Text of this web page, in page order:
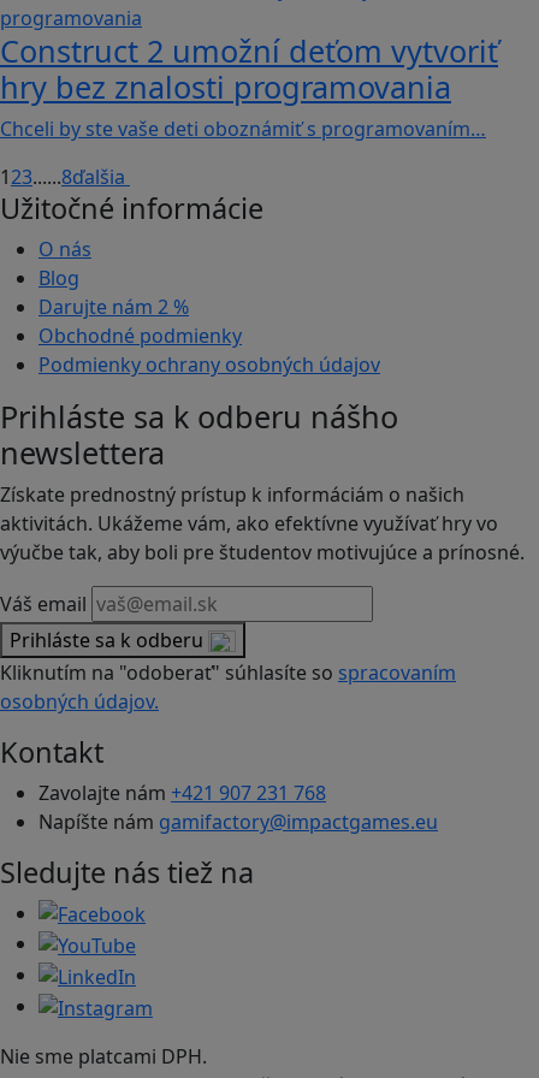
Construct 2 umožní deťom vytvoriť
hry bez znalosti programovania
Chceli by ste vaše deti oboznámiť s programovaním…
123......8ďalšia
Užitočné informácie
O nás
Blog
Darujte nám 2 %
Obchodné podmienky
Podmienky ochrany osobných údajov
Prihláste sa k odberu nášho
newslettera
Získate prednostný prístup k informáciám o našich
aktivitách. Ukážeme vám, ako efektívne využívať hry vo
výučbe tak, aby boli pre študentov motivujúce a prínosné.
Váš email
Prihláste sa k odberu
Kliknutím na "odoberať" súhlasíte so spracovaním
osobných údajov.
Kontakt
Zavolajte nám +421 907 231 768
Napíšte nám gamifactory@impactgames.eu
Sledujte nás tiež na
Nie sme platcami DPH.